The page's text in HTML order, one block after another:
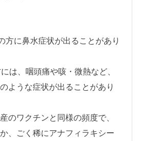
方に鼻水症状が出ることがあり
は、咽頭痛や咳・微熱など、
ような症状が出ることがあり
のワクチンと同様の頻度で、
、ごく稀にアナフィラキシー